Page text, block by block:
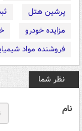
پرشین هتل
مزایده خودرو
فروشنده مواد
نظر شما
نام